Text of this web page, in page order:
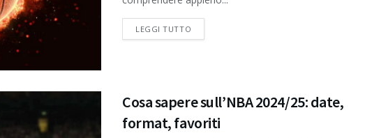
LEGGI TUTTO
Cosa sapere sull’NBA 2024/25: date,
format, favoriti